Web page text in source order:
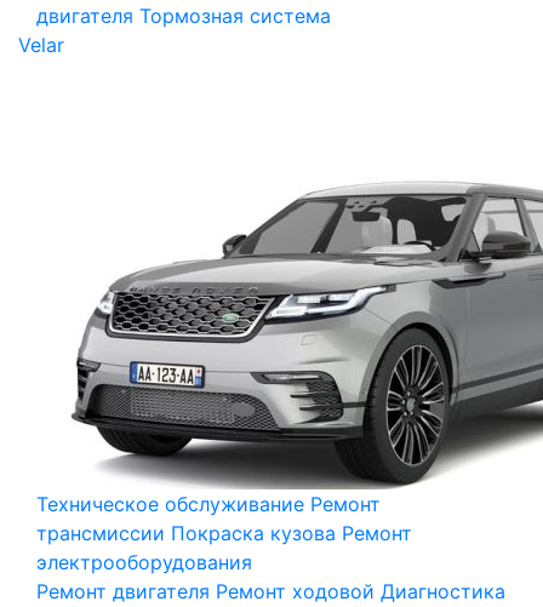
двигателя Тормозная система
Velar
Техническое обслуживание Ремонт
трансмиссии Покраска кузова Ремонт
электрооборудования
Ремонт двигателя Ремонт ходовой Диагностика